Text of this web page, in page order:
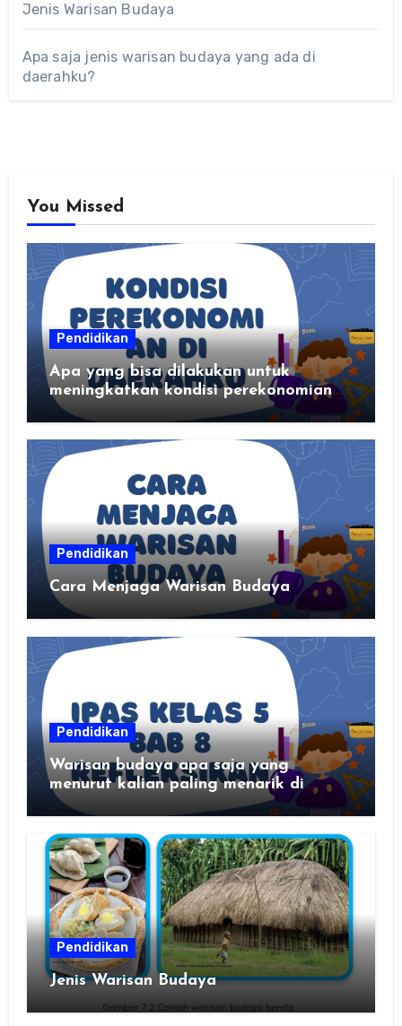
Jenis Warisan Budaya
Apa saja jenis warisan budaya yang ada di
daerahku?
You Missed
Pendidikan
Apa yang bisa dilakukan untuk
meningkatkan kondisi perekonomian
daerahku?
Pendidikan
Cara Menjaga Warisan Budaya
Pendidikan
Warisan budaya apa saja yang
menurut kalian paling menarik di
Pendidikan
Jenis Warisan Budaya